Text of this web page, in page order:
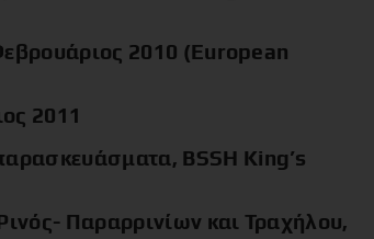
2010 (European
2011
BSSH King’s
Παραρρινίων και Τραχήλου,